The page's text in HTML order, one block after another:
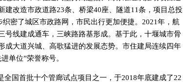
建改造市政道路23条、桥梁40座、隧道11条，项目总投
密了城区市政路网，市民出行更加便捷。2021年，航
号线建成通车，三峡路路基形成。基于此，十堰城市骨
成大道兴城、高歌猛进的发展态势。市住建局连续四年
单位”荣誉称号。
全国首批十个管廊试点项目之一，于2018年底建成了22